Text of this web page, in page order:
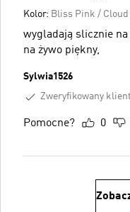
Kolor: Bliss Pink /
wygladają slicznie
na żywo piękny,
Sylwia1526
Zweryfikowany klient
Pomocne? 0